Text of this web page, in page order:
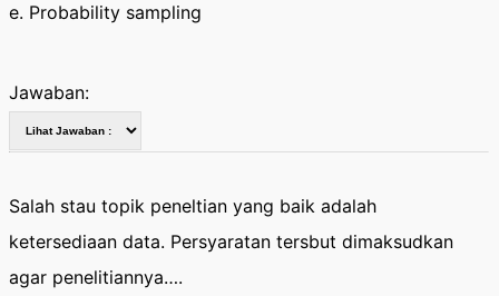
e. Probability sampling
Jawaban:
Salah stau topik peneltian yang baik adalah
ketersediaan data. Persyaratan tersbut dimaksudkan
agar penelitiannya….